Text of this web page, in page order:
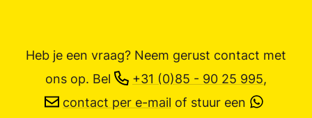
Heb je een vraag? Neem gerust contact met
ons op. Bel +31 (0)85 - 90 25 995,
contact per e-mail of stuur een